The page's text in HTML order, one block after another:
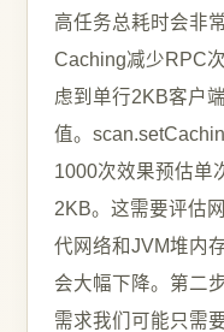
高任务总耗时会非
Caching减少RPC
虑到单行2KB客户
值。
1000次效果预估单
2KB。这需要评估
代网络和JVM堆内
会大幅下降。第二
需求我们可能只需